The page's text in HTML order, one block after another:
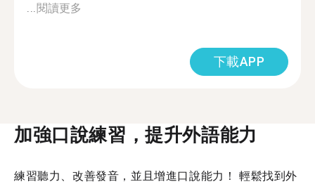
閱讀更多
下載APP
加強口說練習，提升外語能力
練習聽力、改善發音，並且增進口說能力！ 輕鬆找到外